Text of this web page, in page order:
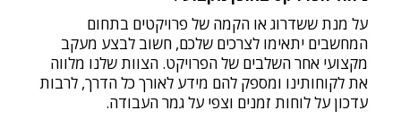
על מנת ששדרוג או הקמה של פרויקטים בתחום
המחשבים יתאימו לצרכים שלכם, חשוב לבצע מעקב
מקצועי אחר השלבים של הפרויקט. הצוות שלנו מלווה
את לקוחותינו ומספק להם מידע לאורך כל הדרך, לרבות
עדכון על לוחות זמנים וצפי על גמר העבודה.